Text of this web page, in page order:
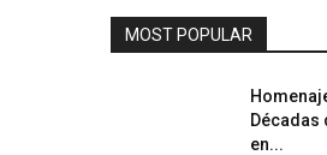
MOST POPULAR
Décadas
en...